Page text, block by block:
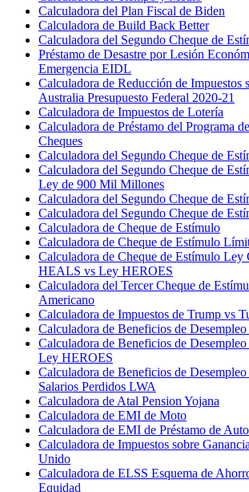
Calculadora del Plan Fiscal de Biden
Calculadora de Build Back Better
Calculadora del Segundo Cheque de
Préstamo de Desastre por Lesión
Emergencia EIDL
Calculadora de Reducción de Impuestos
Australia Presupuesto Federal 2020-21
Calculadora de Impuestos de Lotería
Calculadora de Préstamo del Programa
Cheques
Calculadora del Segundo Cheque de
Calculadora del Segundo Cheque de
Ley de 900 Mil Millones
Calculadora del Segundo Cheque de
Calculadora del Segundo Cheque de
Calculadora de Cheque de Estímulo
Calculadora de Cheque de Estímulo
Calculadora de Cheque de Estímulo
HEALS vs Ley HEROES
Calculadora del Tercer Cheque de
Americano
Calculadora de Impuestos de Trump vs
Calculadora de Beneficios de
Calculadora de Beneficios de
Ley HEROES
Calculadora de Beneficios de
Salarios Perdidos LWA
Calculadora de Atal Pension Yojana
Calculadora de EMI de Moto
Calculadora de EMI de Préstamo de Auto
Calculadora de Impuestos sobre
Unido
Calculadora de ELSS Esquema de
Equidad